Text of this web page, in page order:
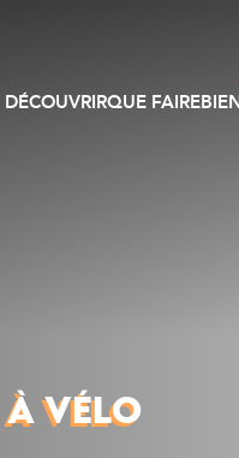
DÉCOUVRIRQUE FAIRE
À VÉLO